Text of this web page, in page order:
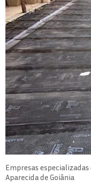
Empresas
Aparecida de Goiânia